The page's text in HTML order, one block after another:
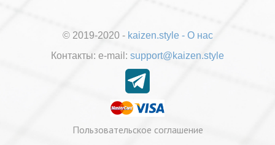
© 2019-2020 - kaizen.style- О нас
Контакты: е-mail: support@kaizen.style
Пользовательское соглашение